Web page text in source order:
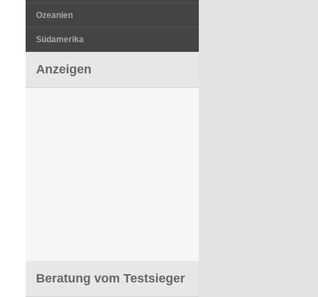
Ozeanien
Südamerika
Anzeigen
Beratung vom Testsieger